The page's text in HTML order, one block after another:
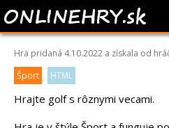
IS IT GOLF
Hra pridaná 4.10.2022 a získala od
Šport
HTML
Hrajte golf s rôznymi vecami.